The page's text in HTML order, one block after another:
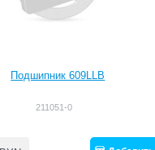
Подшипник 609LLB
211051-0